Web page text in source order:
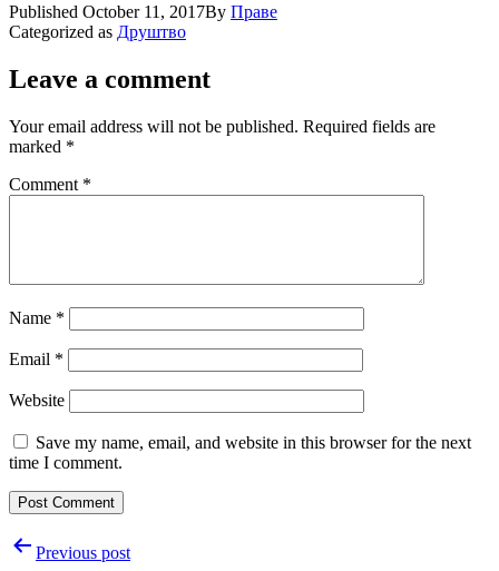
Published October 11, 2017By Праве
Categorized as Друштво
Leave a comment
Your email address will not be published. Required fields are
marked *
Comment *
Name *
Email *
Website
Save my name, email, and website in this browser for the next
time I comment.
PostPrevious post